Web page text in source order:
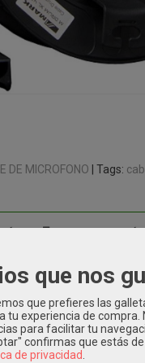
DE MICROFONO Tags:
de audio de 35
XLR3 macho aéreos en
poder ser identificados
XLR3.
de longitud.
que nos
que prefieres las
tu experiencia de
para facilitar tu
confirmas que estás
de privacidad.